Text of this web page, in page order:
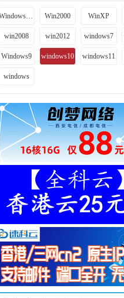
Windows 9x Win2000 WinXP
win2008 win2012 windows7
Windows9 windows10 windows11
windows